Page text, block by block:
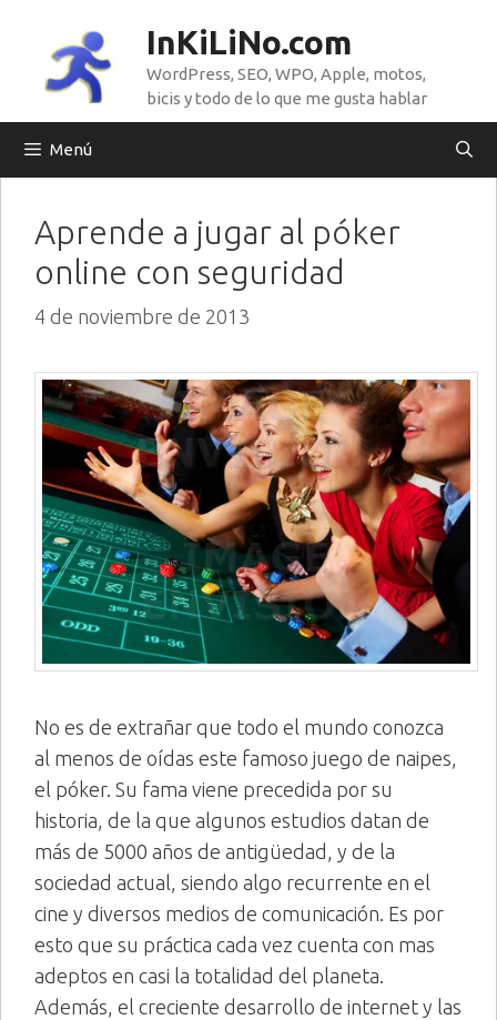
contenido
InKiLiNo.com
WordPress, SEO, WPO, Apple, motos,
bicis y todo de lo que me gusta hablar
Menú
Aprende a jugar al póker
online con seguridad
4 de noviembre de 2013
No es de extrañar que todo el mundo conozca
al menos de oídas este famoso juego de naipes,
el póker. Su fama viene precedida por su
historia, de la que algunos estudios datan de
más de 5000 años de antigüedad, y de la
sociedad actual, siendo algo recurrente en el
cine y diversos medios de comunicación. Es por
esto que su práctica cada vez cuenta con mas
adeptos en casi la totalidad del planeta.
Además, el creciente desarrollo de internet y las